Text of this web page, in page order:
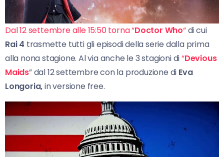
Dal 12 settembre alle 15:50 torna “Doctor Who“di cui
Rai 4 trasmette tutti gli episodi della serie dalla prima
alla nona stagione. Al via anche le 3 stagioni di“Devious
Maids” dal 12 settembre con la produzione di Eva
Longoria,in versione free.